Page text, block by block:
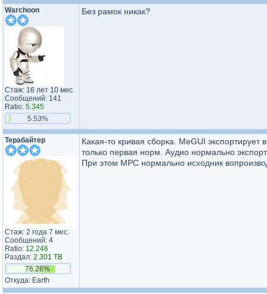
Warchoon
Стаж: 16 лет 10 мес.
Сообщений: 141
Ratio: 5.345
5.53%
Без рамок никак?
Терабайтер
Стаж: 2 года 7 мес.
Сообщений: 4
Ratio: 12.246
Раздал: 2.301 TB
76.26%
Откуда: Earth
Какая-то кривая сборка. MeGUI
только первая норм. Аудио нормально
При этом MPC нормально исходник